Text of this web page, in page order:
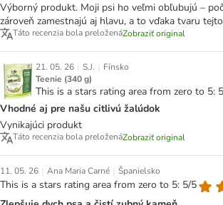
Výborný produkt. Moji psi ho veľmi obľubujú –
zároveň zamestnajú aj hlavu, a to vďaka tvaru
Táto recenzia bola preloženáZobraziť original
21. 05. 26 | S.J. | Fínsko
Teenie (340 g)
This is a stars rating area from zero to 5:
Vhodné aj pre našu citlivú žalúdok
Vynikajúci produkt
Táto recenzia bola preloženáZobraziť original
11. 05. 26 | Ana Maria Carné | Španielsko
This is a stars rating area from zero to 5: 5/5